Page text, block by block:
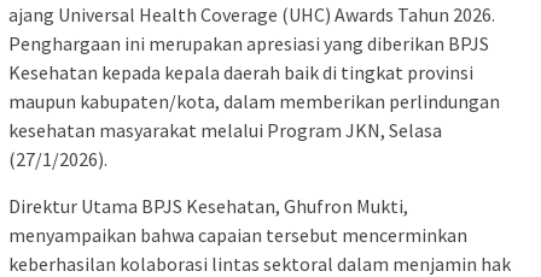
ajang Universal Health Coverage (UHC) Awards Tahun 2026.
Penghargaan ini merupakan apresiasi yang diberikan BPJS
Kesehatan kepada kepala daerah baik di tingkat provinsi
maupun kabupaten/kota, dalam memberikan perlindungan
kesehatan masyarakat melalui Program JKN, Selasa
(27/1/2026).
Direktur Utama BPJS Kesehatan, Ghufron Mukti,
menyampaikan bahwa capaian tersebut mencerminkan
keberhasilan kolaborasi lintas sektoral dalam menjamin hak